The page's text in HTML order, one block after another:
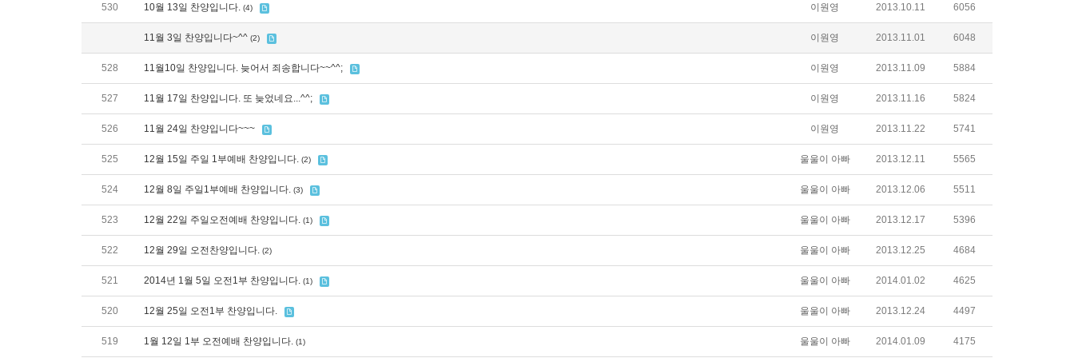
530 10월 13일 찬양입니다. (4) 이원영 2013.10.11 6056
11월 3일 찬양입니다~^^ (2) 이원영 2013.11.01 6048
528 11월10일 찬양입니다. 늦어서 죄송합니다~~^^; 이원영 2013.11.09 5884
527 11월 17일 찬양입니다. 또 늦었네요...^^; 이원영 2013.11.16 5824
526 11월 24일 찬양입니다~~~ 이원영 2013.11.22 5741
525 12월 15일 주일 1부예배 찬양입니다. (2) 울울이 아빠 2013.12.11 5565
524 12월 8일 주일1부예배 찬양입니다. (3) 울울이 아빠 2013.12.06 5511
523 12월 22일 주일오전예배 찬양입니다. (1) 울울이 아빠 2013.12.17 5396
522 12월 29일 오전찬양입니다. (2) 울울이 아빠 2013.12.25 4684
521 2014년 1월 5일 오전1부 찬양입니다. (1) 울울이 아빠 2014.01.02 4625
520 12월 25일 오전1부 찬양입니다. 울울이 아빠 2013.12.24 4497
519 1월 12일 1부 오전예배 찬양입니다. (1) 울울이 아빠 2014.01.09 4175